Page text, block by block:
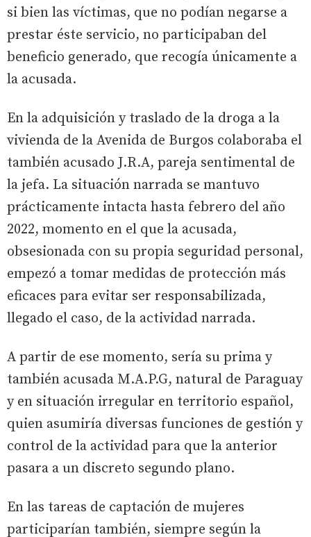
si bien las víctimas, que no podían negarse a
prestar éste servicio, no participaban del
beneficio generado, que recogía únicamente a
la acusada.
En la adquisición y traslado de la droga a la
vivienda de la Avenida de Burgos colaboraba el
también acusado J.R.A, pareja sentimental de
la jefa. La situación narrada se mantuvo
prácticamente intacta hasta febrero del año
2022, momento en el que la acusada,
obsesionada con su propia seguridad personal,
empezó a tomar medidas de protección más
eficaces para evitar ser responsabilizada,
llegado el caso, de la actividad narrada.
A partir de ese momento, sería su prima y
también acusada M.A.P.G, natural de Paraguay
y en situación irregular en territorio español,
quien asumiría diversas funciones de gestión y
control de la actividad para que la anterior
pasara a un discreto segundo plano.
En las tareas de captación de mujeres
participarían también, siempre según la